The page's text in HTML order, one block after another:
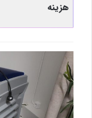
هزینه